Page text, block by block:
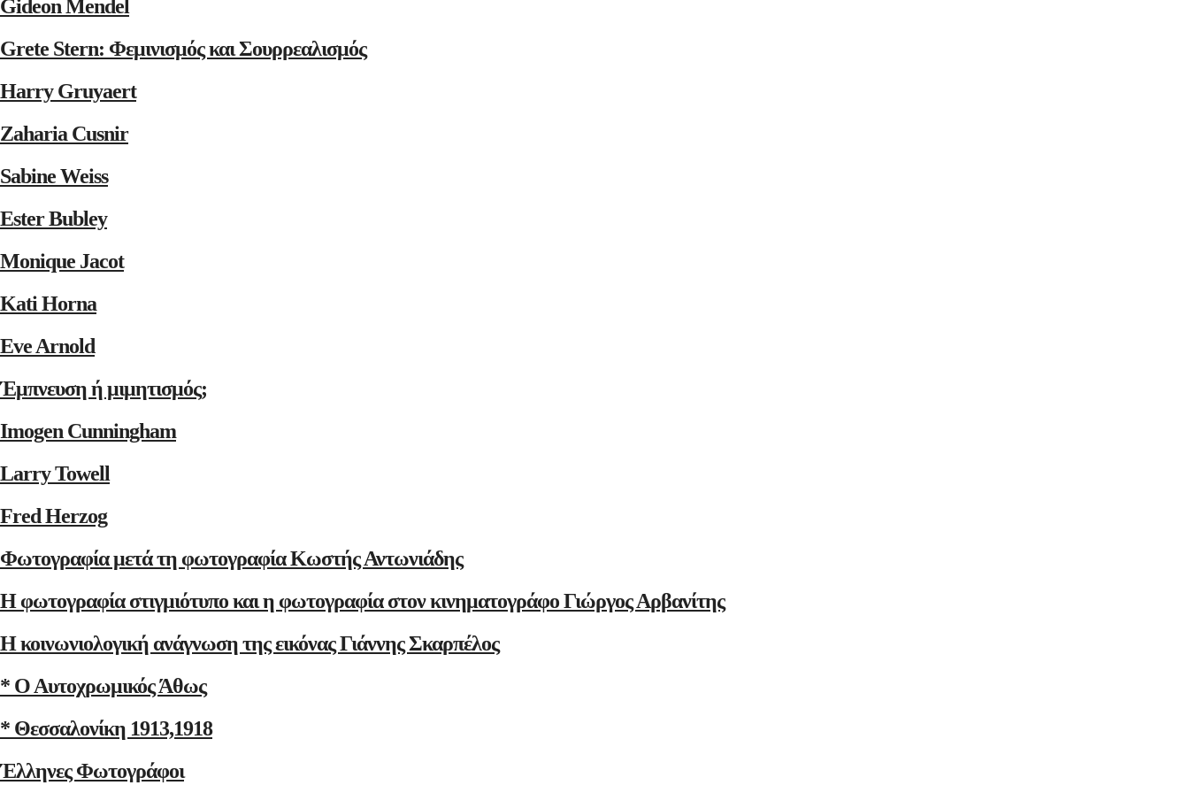
Gideon Mendel
Grete Stern: Φεμινισμός και Σουρρεαλισμός
Harry Gruyaert
Zaharia Cusnir
Sabine Weiss
Ester Bubley
Monique Jacot
Kati Horna
Eve Arnold
Έμπνευση ή μιμητισμός;
Imogen Cunningham
Larry Towell
Fred Herzog
Φωτογραφία μετά τη φωτογραφία Κωστής Αντωνιάδης
Η φωτογραφία στιγμιότυπο και η φωτογραφία στον κινηματογράφο Γιώργος Αρβανίτης
Η κοινωνιολογική ανάγνωση της εικόνας Γιάννης Σκαρπέλος
* Ο Αυτοχρωμικός Άθως
* Θεσσαλονίκη 1913,1918
Έλληνες Φωτογράφοι